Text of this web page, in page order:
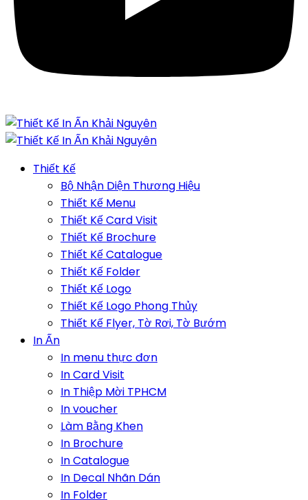
Thiết Kế
Bộ Nhận Diện Thương Hiệu
Thiết Kế Menu
Thiết Kế Card Visit
Thiết Kế Brochure
Thiết Kế Catalogue
Thiết Kế Folder
Thiết Kế Logo
Thiết Kế Logo Phong Thủy
Thiết Kế Flyer, Tờ Rơi, Tờ Bướm
In Ấn
In menu thực đơn
In Card Visit
In Thiệp Mời TPHCM
In voucher
Làm Bằng Khen
In Brochure
In Catalogue
In Decal Nhãn Dán
In Folder